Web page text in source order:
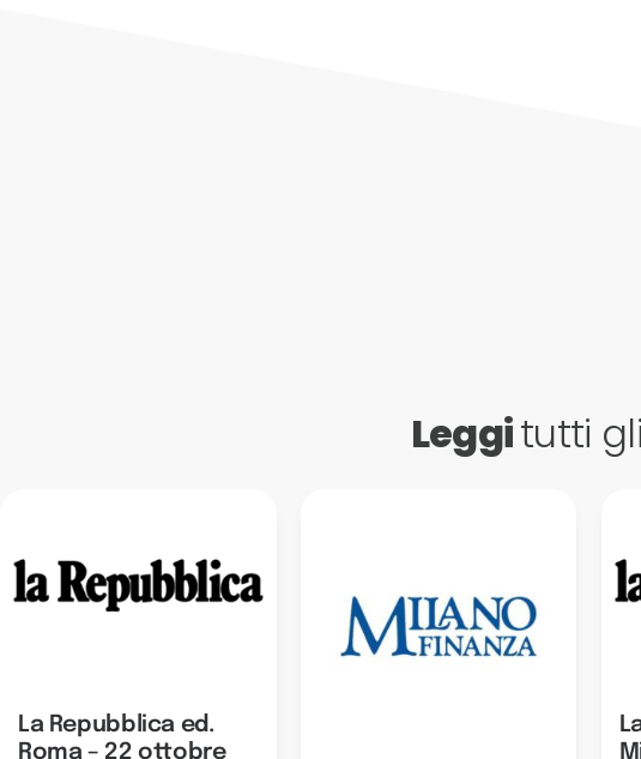
Leggitutti gli
La Repubblica ed.
Roma – 22 ottobre